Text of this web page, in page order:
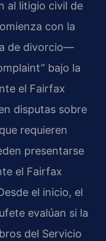
al litigio civil de
con la
de divorcio—
bajo la
el Fairfax
disputas sobre
requieren
presentarse
el Fairfax
el inicio, el
evalúan si la
del Servicio